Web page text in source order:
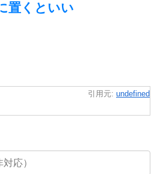
置くといい
引用元: undefined